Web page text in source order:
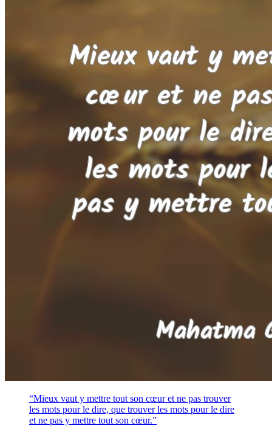
“Mieux vaut y mettre tout son cœur et ne pas trouver
les mots pour le dire, que trouver les mots pour le dire
et ne pas y mettre tout son cœur.”